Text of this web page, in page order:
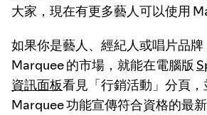
大家，現在有更多藝人可以使用
如果你是藝人、經紀人或唱片品
Marquee 的市場，就能在電腦版
資訊面板看見「行銷活動」分頁
Marquee 功能宣傳符合資格的最